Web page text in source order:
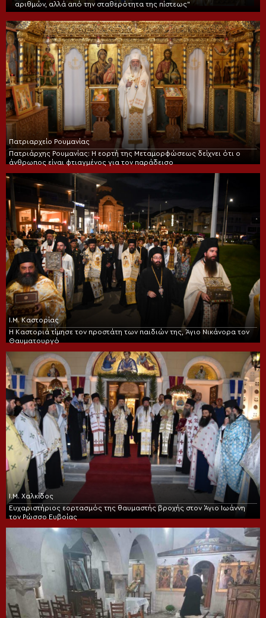
αριθμών, αλλά από την σταθερότητα της πίστεως”
Πατριαρχείο Ρουμανίας
Πατριάρχης Ρουμανίας: Η εορτή της Μεταμορφώσεως δείχνει ότι ο
άνθρωπος είναι φτιαγμένος για τον παράδεισο
Ι.Μ. Καστορίας
Η Καστοριά τίμησε τον προστάτη των παιδιών της, Άγιο Νικάνορα τον
Θαυματουργό
Ι.Μ. Χαλκίδος
Ευχαριστήριος εορτασμός της θαυμαστής βροχής στον Άγιο Ιωάννη
τον Ρώσσο Ευβοίας